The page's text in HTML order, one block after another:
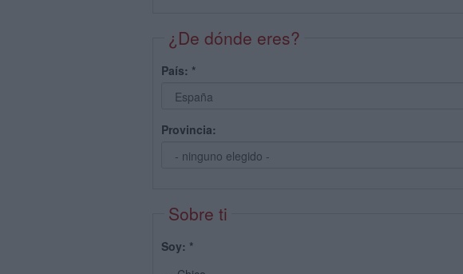
¿De dónde eres?
País: *
Provincia:
Sobre ti
Soy: *